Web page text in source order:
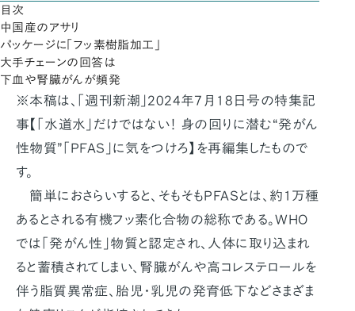
目次
中国産のアサリ
パッケージに「フッ素樹脂加工」
大手チェーンの回答は
下血や腎臓がんが頻発
※本稿は、「週刊新潮」2024年7月18日号の特集記
事【「水道水」だけではない！ 身の回りに潜む“発がん
性物質”「PFAS」に気をつけろ】を再編集したもので
す。
簡単におさらいすると、そもそもPFASとは、約1万種
あるとされる有機フッ素化合物の総称である。WHO
では「発がん性」物質と認定され、人体に取り込まれ
ると蓄積されてしまい、腎臓がんや高コレステロールを
伴う脂質異常症、胎児・乳児の発育低下などさまざま